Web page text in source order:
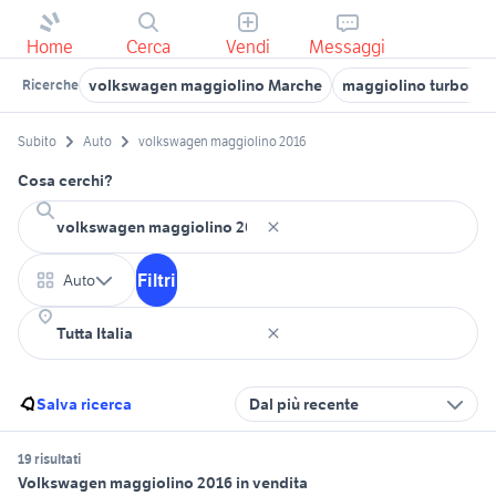
Home Cerca Vendi Messaggi
Ricerche volkswagen maggiolino Marche maggiolino turbo
Subito Auto volkswagen maggiolino 2016
Cosa cerchi?
Auto Filtri
Salva ricerca Dal più recente
19 risultati
Volkswagen maggiolino 2016 in vendita